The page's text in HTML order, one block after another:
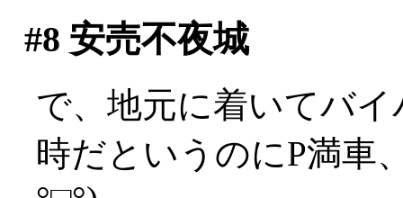
#8 安売不夜城
で、地元に着いてバ
時だというのにP満車